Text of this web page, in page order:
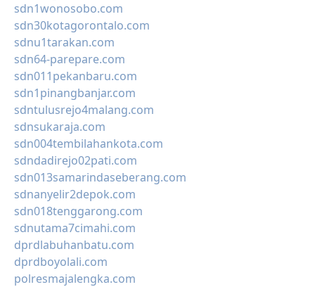
sdn1wonosobo.com
sdn30kotagorontalo.com
sdnu1tarakan.com
sdn64-parepare.com
sdn011pekanbaru.com
sdn1pinangbanjar.com
sdntulusrejo4malang.com
sdnsukaraja.com
sdn004tembilahankota.com
sdndadirejo02pati.com
sdn013samarindaseberang.com
sdnanyelir2depok.com
sdn018tenggarong.com
sdnutama7cimahi.com
dprdlabuhanbatu.com
dprdboyolali.com
polresmajalengka.com